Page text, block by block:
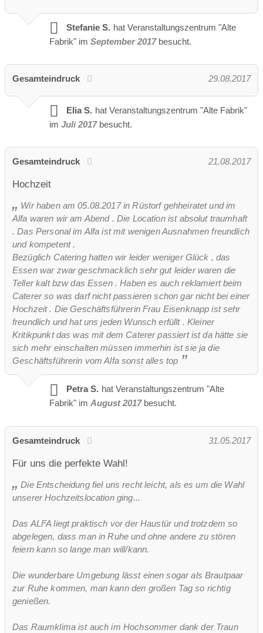
Stefanie S. hat Veranstaltungszentrum "Alte
Fabrik" im September 2017 besucht.
Gesamteindruck 29.08.2017
Elia S. hat Veranstaltungszentrum "Alte Fabrik"
im Juli 2017 besucht.
Gesamteindruck 21.08.2017
Hochzeit
Wir haben am 05.08.2017 in Rüstorf gehheiratet und im
Alfa waren wir am Abend . Die Location ist absolut traumhaft
. Das Personal im Alfa ist mit wenigen Ausnahmen freundlich
und kompetent .
Bezüglich Catering hatten wir leider weniger Glück , das
Essen war zwar geschmacklich sehr gut leider waren die
Teller kalt bzw das Essen . Haben es auch reklamiert beim
Caterer so was darf nicht passieren schon gar nicht bei einer
Hochzeit . Die Geschäftsführerin Frau Eisenknapp ist sehr
freundlich und hat uns jeden Wunsch erfüllt . Kleiner
Kritikpunkt das was mit dem Caterer passiert ist da hätte sie
sich mehr einschalten müssen immerhin ist sie ja die
Geschäftsführerin vom Alfa sonst alles top
Petra S. hat Veranstaltungszentrum "Alte
Fabrik" im August 2017 besucht.
Gesamteindruck 31.05.2017
Für uns die perfekte Wahl!
Die Entscheidung fiel uns recht leicht, als es um die Wahl
unserer Hochzeitslocation ging...
Das ALFA liegt praktisch vor der Haustür und trotzdem so
abgelegen, dass man in Ruhe und ohne andere zu stören
feiern kann so lange man will/kann.
Die wunderbare Umgebung lässt einen sogar als Brautpaar
zur Ruhe kommen, man kann den großen Tag so richtig
genießen.
Das Raumklima ist auch im Hochsommer dank der Traun